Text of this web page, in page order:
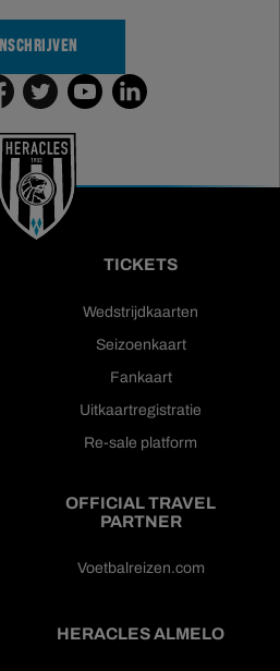
INSCHRIJVEN
TICKETS
Wedstrijdkaarten
Seizoenkaart
Fankaart
Uitkaartregistratie
Re-sale platform
OFFICIAL TRAVEL
PARTNER
Voetbalreizen.com
HERACLES ALMELO